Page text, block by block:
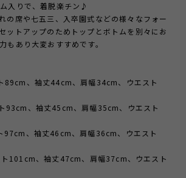
入りで、着脱楽チン♪
の席や七五三、入卒園式などの様々なフォー
ットアップのためトップとボトムを別々にお
もあり大変おすすめです。
89cm、袖丈44cm、肩幅34cm、ウエスト
93cm、袖丈45cm、肩幅35cm、ウエスト
97cm、袖丈46cm、肩幅36cm、ウエスト
101cm、袖丈47cm、肩幅37cm、ウエスト